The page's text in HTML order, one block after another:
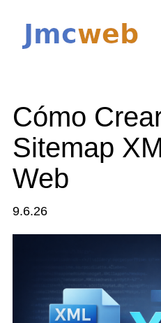
Cómo
Sitemap
Web
9.6.26